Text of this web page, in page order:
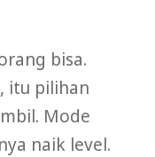
bisa.
itu pilihan
Mode
naik level.